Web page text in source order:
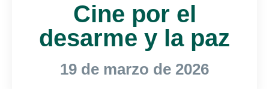
Cine por el
desarme y la paz
19 de marzo de 2026